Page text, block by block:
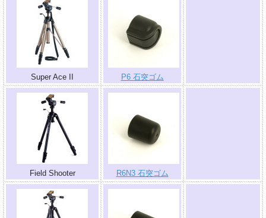
Super Ace II P6 石突ゴム
Field Shooter R6N3 石突ゴム